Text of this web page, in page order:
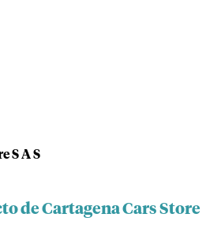
S A S
de Cartagena Cars Store